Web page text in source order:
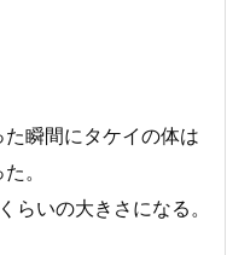
瞬間にタケイの体は
。
いの大きさになる。